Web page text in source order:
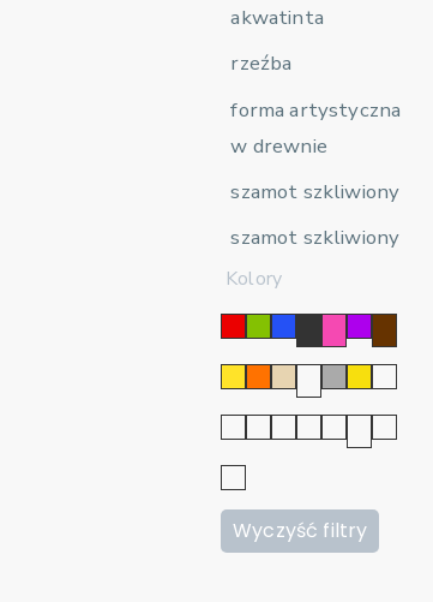
akwatinta
rzeźba
forma artystyczna
w drewnie
szamot szkliwiony
szamot szkliwiony
Kolory
Wyczyść filtry